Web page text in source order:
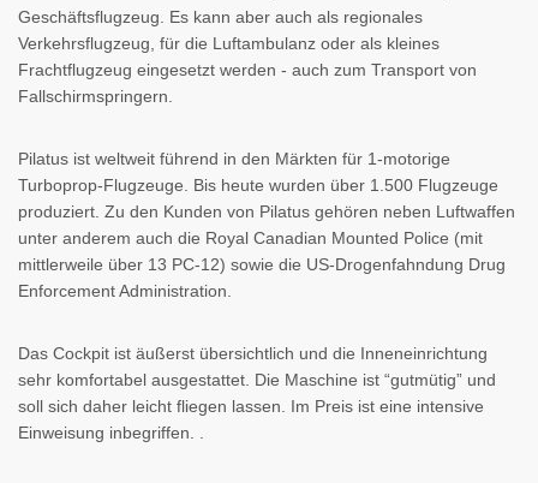
Geschäftsflugzeug. Es kann aber auch als regionales
Verkehrsflugzeug, für die Luftambulanz oder als kleines
Frachtflugzeug eingesetzt werden - auch zum Transport von
Fallschirmspringern.
Pilatus ist weltweit führend in den Märkten für 1-motorige
Turboprop-Flugzeuge. Bis heute wurden über 1.500 Flugzeuge
produziert. Zu den Kunden von Pilatus gehören neben Luftwaffen
unter anderem auch die Royal Canadian Mounted Police (mit
mittlerweile über 13 PC-12) sowie die US-Drogenfahndung Drug
Enforcement Administration.
Das Cockpit ist äußerst übersichtlich und die Inneneinrichtung
sehr komfortabel ausgestattet. Die Maschine ist “gutmütig” und
soll sich daher leicht fliegen lassen. Im Preis ist eine intensive
Einweisung inbegriffen. .